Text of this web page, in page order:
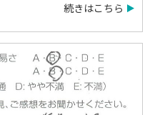
続きはこちら